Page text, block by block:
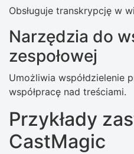
Obsługuje transkrypcję w
Narzędzia do
zespołowej
Umożliwia współdzielenie
współpracę nad treściami.
Przykłady
CastMagic